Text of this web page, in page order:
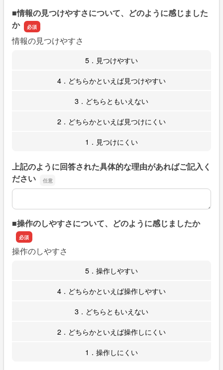
■情報の見つけやすさについて、どのように感じました
か
情報の見つけやすさ
5．見つけやすい
4．どちらかといえば見つけやすい
3．どちらともいえない
2．どちらかといえば見つけにくい
1．見つけにくい
上記のように回答された具体的な理由があればご記入く
ださい
上記のように回答された具体的な理由があればご記入くだ
■操作のしやすさについて、どのように感じましたか
操作のしやすさ
5．操作しやすい
4．どちらかといえば操作しやすい
3．どちらともいえない
2．どちらかといえば操作しにくい
1．操作しにくい